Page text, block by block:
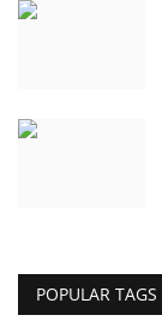
POPULAR TAGS